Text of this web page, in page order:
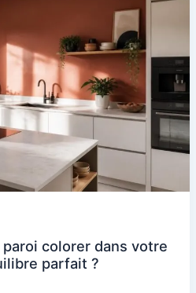
colorer dans votre
parfait ?